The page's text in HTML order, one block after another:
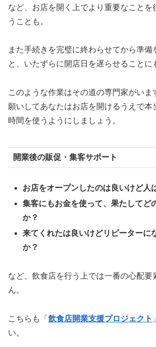
など、お店を開く上でより重要なことを
うことも。
また手続きを完璧に終わらせてから準備
と、いたずらに開店日を遅らせることに
このような作業はその道の専門家がいま
願いしてあなたはお店を開けるうえで本
時間を使うようにしましょう。
開業後の販促・集客サポート
お店をオープンしたのは良いけど人
集客にもお金を使って、果たしてど
か？
来てくれたは良いけどリピーターに
か？
など、飲食店を行う上では一番の心配要
ん。
こちらも「 飲食店開業支援プロジェクト
い。